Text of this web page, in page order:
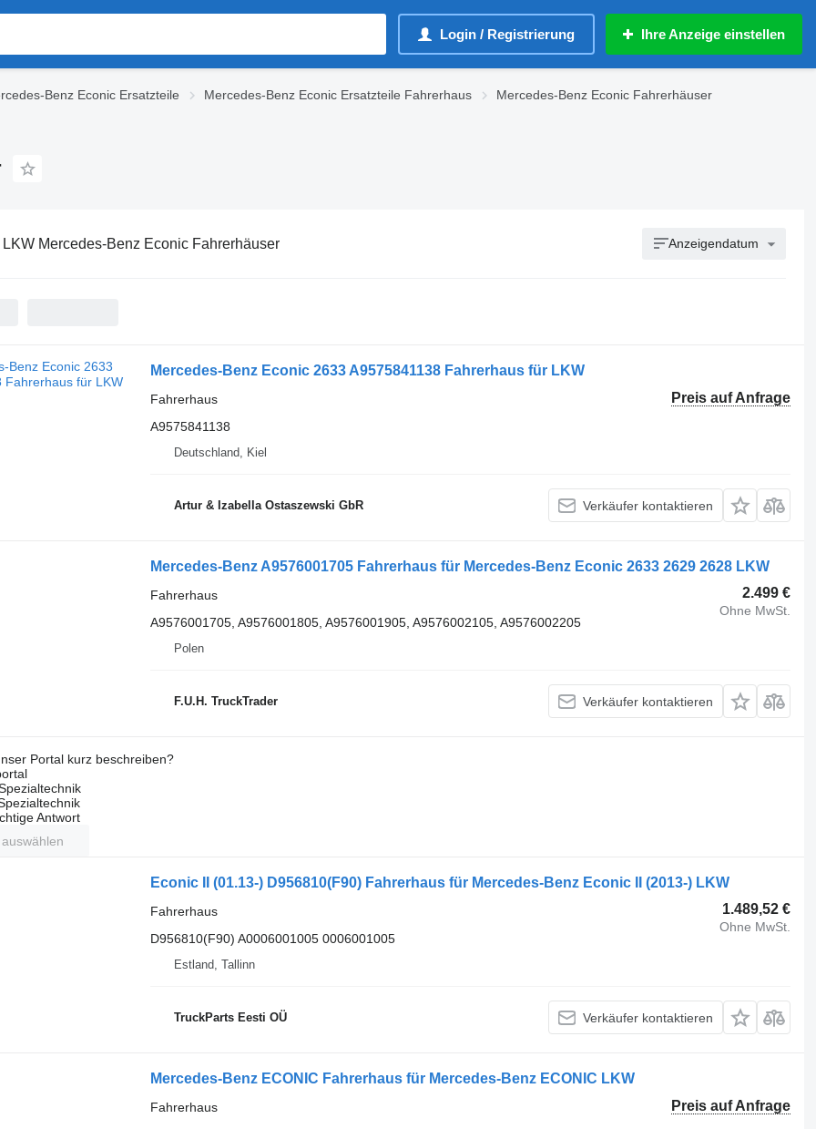
Login / Registrierung Ihre Anzeige einstellen
Benz Econic Ersatzteile Mercedes-Benz Econic Ersatzteile Fahrerhaus
Mercedes-Benz Econic Fahrerhäuser
LKW Mercedes-Benz Econic Fahrerhäuser Anzeigendatum
Mercedes-Benz Econic 2633 A9575841138 Fahrerhaus für LKW
Preis auf Anfrage
Fahrerhaus
A9575841138
Deutschland, Kiel
Artur & Izabella Ostaszewski GbR Verkäufer kontaktieren
Mercedes-Benz A9576001705 Fahrerhaus für Mercedes-Benz Econic 2633 2629 2628 LKW
2.499 €
Ohne MwSt.
Fahrerhaus
A9576001705, A9576001805, A9576001905, A9576002105, A9576002205
Polen
F.U.H. TruckTrader Verkäufer kontaktieren
Portal kurz beschreiben?
Antwort
Econic II (01.13-) D956810(F90) Fahrerhaus für Mercedes-Benz Econic II (2013-) LKW
1.489,52 €
Ohne MwSt.
Fahrerhaus
D956810(F90) A0006001005 0006001005
Estland, Tallinn
TruckParts Eesti OÜ Verkäufer kontaktieren
Mercedes-Benz ECONIC Fahrerhaus für Mercedes-Benz ECONIC LKW
Preis auf Anfrage
Fahrerhaus